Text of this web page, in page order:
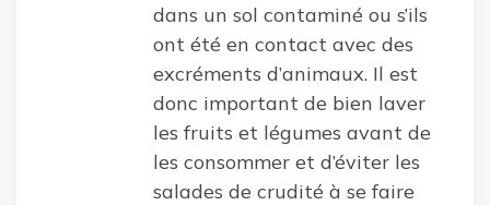
dans un sol contaminé ou s’ils
ont été en contact avec des
excréments d’animaux. Il est
donc important de bien laver
les fruits et légumes avant de
les consommer et d’éviter les
salades de crudité à se faire